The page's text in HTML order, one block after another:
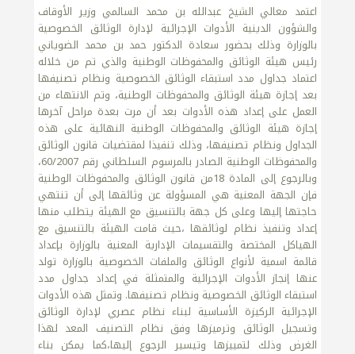
اعتمد معالي الشيخ عبدالله بن محمد السالمي وزير الأوقاف
والشؤون الدينية الأدوات الإجرائية لإدارة الوثائق الخصوصية
بالوزارة وذلك بحضور سعادة الدكتور حمد بن محمد الضوياني
رئيس هيئة الوثائق والمحفوظات الوطنية والذي تم من خلاله
اعتماد جداول مدد استبقاء الوثائق الخصوصية ونظام تصنيفها
بعد إجازة هيئة الوثائق والمحفوظات الوطنية، وتم الانتهاء من
العمل على إعداد هذه الأدوات بعد أن مرت بعدة مراحل آخرها
إجازة هيئة الوثائق والمحفوظات الوطنية النهائية على هذه
الجداول ونظام تصنيفها، وذلك تنفيذا لمقتضيات قانون الوثائق
والمحفوظات الوطنية الصادر بالمرسوم السلطاني رقم 60/2007،
وبالرجوع إلى المادة 18من قانون الوثائق والمحفوظات الوطنية
فإن الجهة المعنية هي المسؤولة عن وثائقها إلى أن تنتهي
حاجتها إليها وعلى كل جهة بالتنسيق مع الهيئة يتطلب منها
إعداد وتنفيذ نظام لوثائقها ،حيث قامت الهيئة بالتنسيق مع
الهياكل المختصة والتقسيمات الإدارية المعنية بالوزارة بإعداد
قائمة اسمية لأنواع الوثائق والملفات الخصوصية بالوزارة تولد
عنها إنجاز الأدوات الإجرائية والمتمثلة في إعداد جداول مدد
استبقاء الوثائق الخصوصية ونظام تصنيفها. وتمثل هذه الأدوات
الإجرائية الركيزة الأساسية لبناء نظام عصري لإدارة الوثائق
وتسجيل الوثائق وترميزها وفق نظام التصنيف المعد لهذا
الغرض وذلك لتمييزها وتيسير الرجوع إليها،كما يمكن بناء